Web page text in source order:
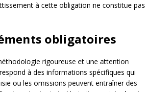
à cette obligation ne constitue pas
obligatoires
rigoureuse et une attention
à des informations spécifiques qui
ou les omissions peuvent entraîner des